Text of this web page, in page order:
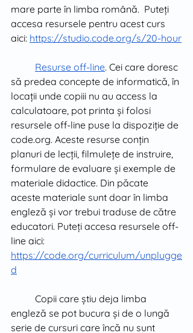
mare parte în limba română.  Puteți
accesa resursele pentru acest curs
aici: https://studio.code.org/s/20-hour
Resurse off-line. Cei care doresc
să predea concepte de informatică, în
locații unde copiii nu au access la
calculatoare, pot printa și folosi
resursele off-line puse la dispoziție de
code.org. Aceste resurse conțin
planuri de lecții, filmulețe de instruire,
formulare de evaluare și exemple de
materiale didactice. Din păcate
aceste materiale sunt doar în limba
engleză și vor trebui traduse de către
educatori. Puteți accesa resursele off-
line aici:
https://code.org/curriculum/unplugge
d
Copii care știu deja limba
engleză se pot bucura și de o lungă
serie de cursuri care încă nu sunt